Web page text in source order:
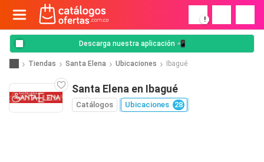
!
Descarga nuestra aplicación 📲
Tiendas Santa Elena Ubicaciones Ibagué
Santa Elena en Ibagué
Catálogos Ubicaciones 28